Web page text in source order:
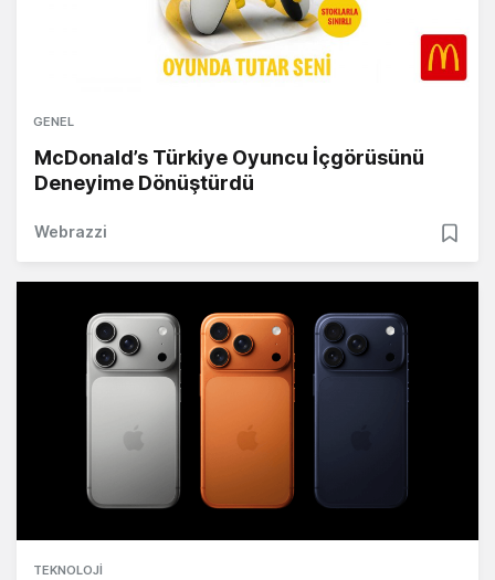
GENEL
McDonald’s Türkiye Oyuncu İçgörüsünü
Deneyime Dönüştürdü
Webrazzi
TEKNOLOJI